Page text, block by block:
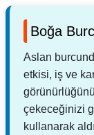
Boğa
Aslan
etkisi, iş ve
çekeceğinizi
kullanarak